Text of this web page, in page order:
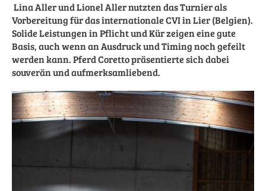
Lina Aller und Lionel Aller nutzten das Turnier als
Vorbereitung für das internationale CVI in Lier (Belgien).
Solide Leistungen in Pflicht und Kür zeigen eine gute
Basis, auch wenn an Ausdruck und Timing noch gefeilt
werden kann. Pferd Coretto präsentierte sich dabei
souverän und aufmerksamliebend.